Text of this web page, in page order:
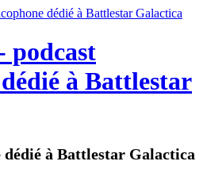
podcast
à Battlestar
dédié à Battlestar Galactica